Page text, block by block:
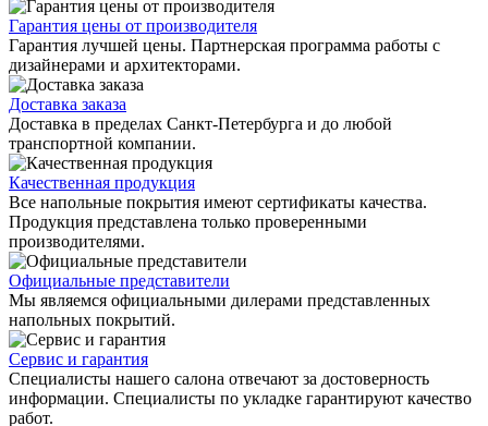
Гарантия цены от производителя
Гарантия лучшей цены. Партнерская программа работы с
дизайнерами и архитекторами.
Доставка заказа
Доставка в пределах Санкт-Петербурга и до любой
транспортной компании.
Качественная продукция
Все напольные покрытия имеют сертификаты качества.
Продукция представлена только проверенными
производителями.
Официальные представители
Мы являемся официальными дилерами представленных
напольных покрытий.
Сервис и гарантия
Специалисты нашего салона отвечают за достоверность
информации. Специалисты по укладке гарантируют качество
работ.